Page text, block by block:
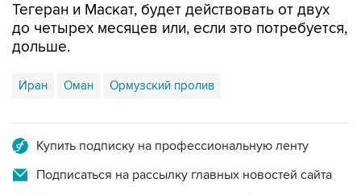
Тегеран и Маскат, будет действовать от двух
до четырех месяцев или, если это потребуется,
дольше.
Иран Оман Ормузский пролив
Купить подписку на профессиональную ленту
Подписаться на рассылку главных новостей сайта